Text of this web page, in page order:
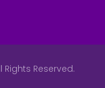
Reserved.